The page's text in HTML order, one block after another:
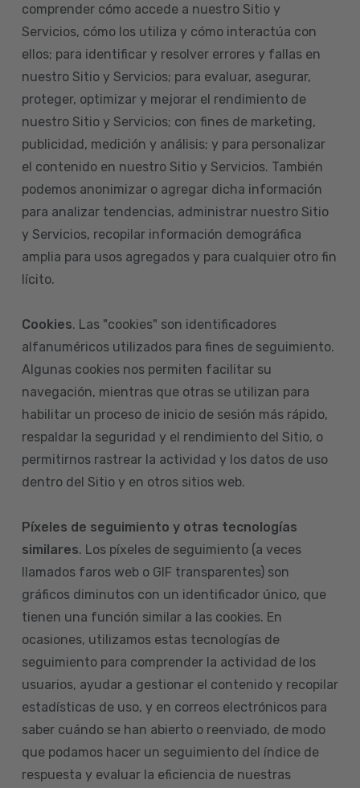
comprender cómo accede a nuestro Sitio y
Servicios, cómo los utiliza y cómo interactúa con
ellos; para identificar y resolver errores y fallas en
nuestro Sitio y Servicios; para evaluar, asegurar,
proteger, optimizar y mejorar el rendimiento de
nuestro Sitio y Servicios; con fines de marketing,
publicidad, medición y análisis; y para personalizar
el contenido en nuestro Sitio y Servicios. También
podemos anonimizar o agregar dicha información
para analizar tendencias, administrar nuestro Sitio
y Servicios, recopilar información demográfica
amplia para usos agregados y para cualquier otro fin
lícito.
Cookies. Las "cookies" son identificadores
alfanuméricos utilizados para fines de seguimiento.
Algunas cookies nos permiten facilitar su
navegación, mientras que otras se utilizan para
habilitar un proceso de inicio de sesión más rápido,
respaldar la seguridad y el rendimiento del Sitio, o
permitirnos rastrear la actividad y los datos de uso
dentro del Sitio y en otros sitios web.
Píxeles de seguimiento y otras tecnologías
similares. Los píxeles de seguimiento (a veces
llamados faros web o GIF transparentes) son
gráficos diminutos con un identificador único, que
tienen una función similar a las cookies. En
ocasiones, utilizamos estas tecnologías de
seguimiento para comprender la actividad de los
usuarios, ayudar a gestionar el contenido y recopilar
estadísticas de uso, y en correos electrónicos para
saber cuándo se han abierto o reenviado, de modo
que podamos hacer un seguimiento del índice de
respuesta y evaluar la eficiencia de nuestras